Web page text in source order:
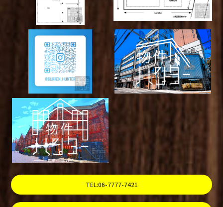
TEL:06-7777-7421